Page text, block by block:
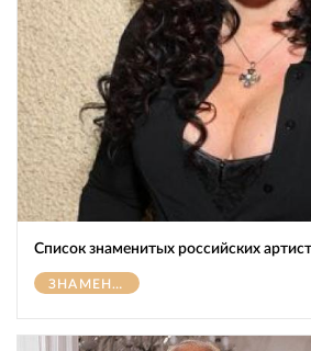
Список знаменитых российских
ЗНАМЕНИТОСТИ